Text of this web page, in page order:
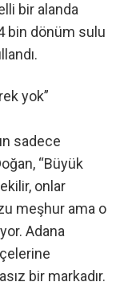
bir alanda
bin dönüm sulu
yok”
sadece
“Büyük
onlar
meşhur ama o
Adana
bir markadır.